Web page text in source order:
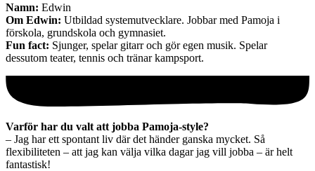
Namn: Edwin
Om Edwin: Utbildad systemutvecklare. Jobbar med Pamoja i
förskola, grundskola och gymnasiet.
Fun fact: Sjunger, spelar gitarr och gör egen musik. Spelar
dessutom teater, tennis och tränar kampsport.
Varför har du valt att jobba Pamoja-style?
– Jag har ett spontant liv där det händer ganska mycket. Så
flexibiliteten – att jag kan välja vilka dagar jag vill jobba – är helt
fantastisk!